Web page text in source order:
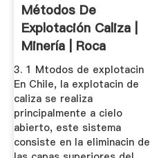
Métodos De
Explotación Caliza |
Minería | Roca
(Geología)
3. 1 Mtodos de explotacin
En Chile, la explotacin de
caliza se realiza
principalmente a cielo
abierto, este sistema
consiste en la eliminacin de